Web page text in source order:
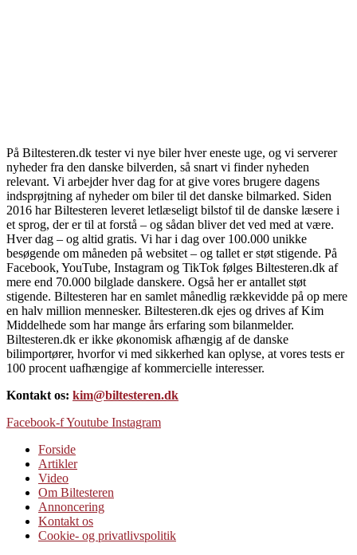
På Biltesteren.dk tester vi nye biler hver eneste uge, og vi serverer
nyheder fra den danske bilverden, så snart vi finder nyheden
relevant. Vi arbejder hver dag for at give vores brugere dagens
indsprøjtning af nyheder om biler til det danske bilmarked. Siden
2016 har Biltesteren leveret letlæseligt bilstof til de danske læsere i
et sprog, der er til at forstå – og sådan bliver det ved med at være.
Hver dag – og altid gratis. Vi har i dag over 100.000 unikke
besøgende om måneden på websitet – og tallet er støt stigende. På
Facebook, YouTube, Instagram og TikTok følges Biltesteren.dk af
mere end 70.000 bilglade danskere. Også her er antallet støt
stigende. Biltesteren har en samlet månedlig rækkevidde på op mere
en halv million mennesker. Biltesteren.dk ejes og drives af Kim
Middelhede som har mange års erfaring som bilanmelder.
Biltesteren.dk er ikke økonomisk afhængig af de danske
bilimportører, hvorfor vi med sikkerhed kan oplyse, at vores tests er
100 procent uafhængige af kommercielle interesser.
Kontakt os: kim@biltesteren.dk
Facebook-fYoutube Instagram
Forside
Artikler
Video
Om Biltesteren
Annoncering
Kontakt os
Cookie- og privatlivspolitik